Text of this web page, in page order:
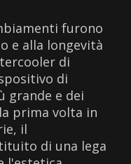
furono
e alla longevità
di
di
grande e dei
prima volta in
il
di una lega